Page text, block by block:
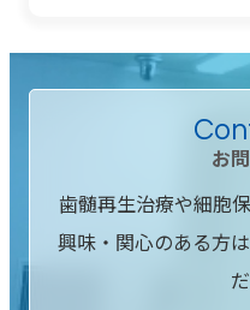
お
歯髄再生治療や細胞
興味・関心のある方